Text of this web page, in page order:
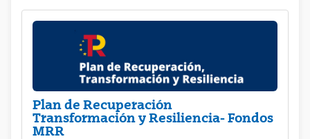
Plan de Recuperación
Transformación y Resiliencia- Fondos
MRR